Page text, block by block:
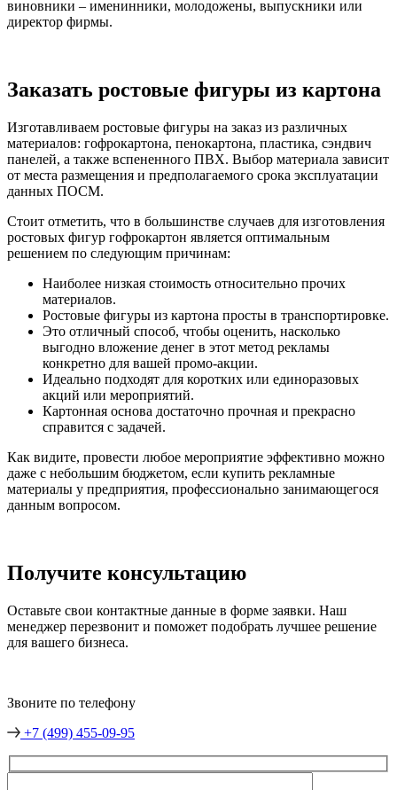
виновники – именинники, молодожены, выпускники или
директор фирмы.
Заказать ростовые фигуры из картона
Изготавливаем ростовые фигуры на заказ из различных
материалов: гофрокартона, пенокартона, пластика, сэндвич
панелей, а также вспененного ПВХ. Выбор материала зависит
от места размещения и предполагаемого срока эксплуатации
данных ПОСМ.
Стоит отметить, что в большинстве случаев для изготовления
ростовых фигур гофрокартон является оптимальным
решением по следующим причинам:
Наиболее низкая стоимость относительно прочих
материалов.
Ростовые фигуры из картона просты в транспортировке.
Это отличный способ, чтобы оценить, насколько
выгодно вложение денег в этот метод рекламы
конкретно для вашей промо-акции.
Идеально подходят для коротких или единоразовых
акций или мероприятий.
Картонная основа достаточно прочная и прекрасно
справится с задачей.
Как видите, провести любое мероприятие эффективно можно
даже с небольшим бюджетом, если купить рекламные
материалы у предприятия, профессионально занимающегося
данным вопросом.
Получите консультацию
Оставьте свои контактные данные в форме заявки. Наш
менеджер перезвонит и поможет подобрать лучшее решение
для вашего бизнеса.
Звоните по телефону
+7 (499) 455-09-95